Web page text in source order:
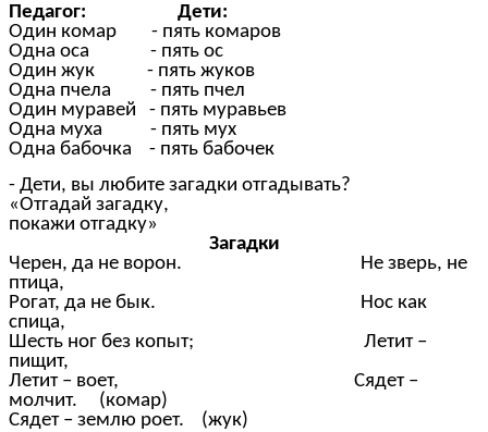
Педагог: Дети:
Один комар - пять комаров
Одна оса - пять ос
Один жук - пять жуков
Одна пчела - пять пчел
Один муравей - пять муравьев
Одна муха - пять мух
Одна бабочка - пять бабочек
- Дети, вы любите загадки отгадывать?
«Отгадай загадку,
покажи отгадку»
Загадки
Черен, да не ворон. Не зверь, не
птица,
Рогат, да не бык. Нос как
спица,
Шесть ног без копыт; Летит –
пищит,
Летит – воет, Сядет –
молчит. (комар)
Сядет – землю роет. (жук)